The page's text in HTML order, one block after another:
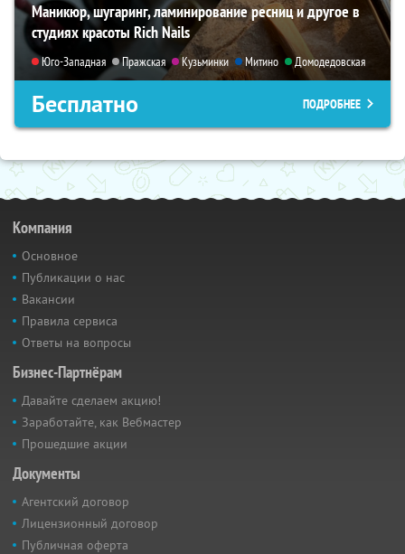
Маникюр, шугаринг, ламинирование ресниц и другое в
студиях красоты Rich Nails
Юго-Западная Пражская Кузьминки Митино Домодедовская
Бесплатно ПОДРОБНЕЕ
Компания
Основное
Публикации о нас
Вакансии
Правила сервиса
Ответы на вопросы
Бизнес-Партнёрам
Давайте сделаем акцию!
Заработайте, как Вебмастер
Прошедшие акции
Документы
Агентский договор
Лицензионный договор
Публичная оферта